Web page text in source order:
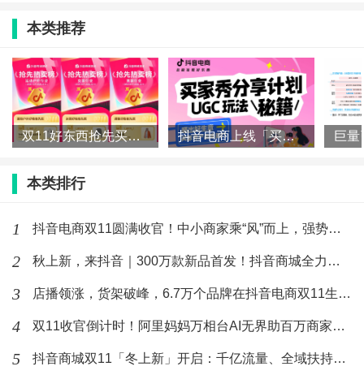
节”国际购物节在全球市场的发展，进一步深化情感消费
式对外宣布将在2026年1月3日—1月4日举办首届全
球“1314爱购节”。
本类推荐
双11好东西抢先买，抖音电商各行业爆款榜来了！ 抖音电商上线「买家秀」！一文读懂如何让好内容“自带”好生意
本类排行
1 抖音电商双11圆满收官！中小商家乘“风”而上，强势增长
2 秋上新，来抖音｜300万款新品首发！抖音商城全力推爆“好新品
3 店播领涨，货架破峰，6.7万个品牌在抖音电商双11生意翻倍
4 双11收官倒计时！阿里妈妈万相台AI无界助百万商家质赢全场景
5 抖音商城双11「冬上新」开启：千亿流量、全域扶持，助推“好新